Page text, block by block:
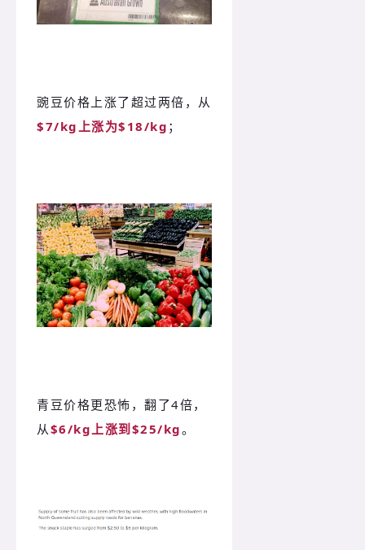
豌豆价格上涨了超过两倍，从
$7/kg上涨为$18/kg ；
青豆价格更恐怖，翻了4倍，
从 $6/kg上涨到$25/kg。